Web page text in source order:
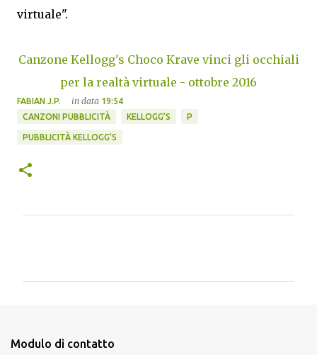
virtuale".
Canzone Kellogg's Choco Krave vinci gli occhiali
per la realtà virtuale - ottobre 2016
FABIAN J.P. in data 19:54
CANZONI PUBBLICITÀ
KELLOGG’S P
PUBBLICITÀ KELLOGG’S
Modulo di contatto